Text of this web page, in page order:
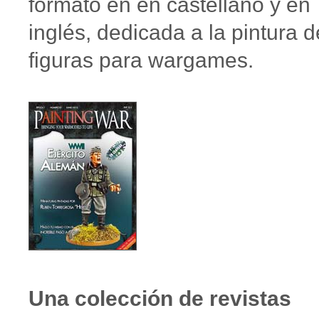
inglés, dedicada a la pintura
figuras para wargames.
Una colección de revistas